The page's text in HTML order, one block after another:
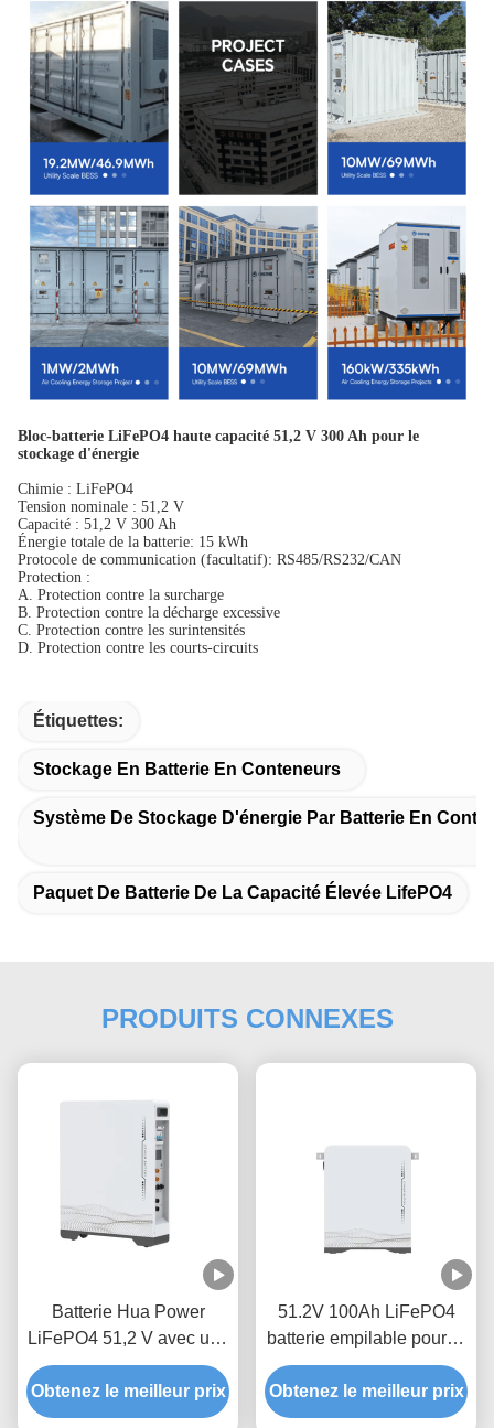
Bloc-batterie LiFePO4 haute capacité 51,2 V 300 Ah pour le
stockage d'énergie
Chimie : LiFePO4
Tension nominale : 51,2 V
Capacité : 51,2 V 300 Ah
Énergie totale de la batterie: 15 kWh
Protocole de communication (facultatif): RS485/RS232/CAN
Protection :
A. Protection contre la surcharge
B. Protection contre la décharge excessive
C. Protection contre les surintensités
D. Protection contre les courts-circuits
Étiquettes:
Stockage En Batterie En Conteneurs
Système De Stockage D'énergie Par Batterie En
Paquet De Batterie De La Capacité Élevée LifePO4
PRODUITS CONNEXES
Batterie Hua Power
LiFePO4 51,2 V avec une
capacité de 200 Ah et
une capacité nominale de
10240 Wh pour une
Obtenez le meilleur prix
51.2V 100Ah LiFePO4
batterie empilable pour le
stockage d'énergie à
domicile
Obtenez le meilleur prix